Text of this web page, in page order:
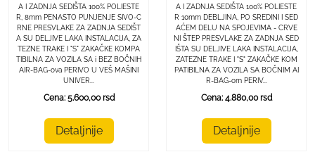
A I ZADNJA SEDIŠTA 100% POLIESTE
R, 8mm PENASTO PUNJENJE SIVO-C
RNE PRESVLAKE ZA ZADNJA SEDIŠT
A SU DELJIVE LAKA INSTALACIJA, ZA
TEZNE TRAKE I "S" ZAKAČKE KOMPA
TIBILNA ZA VOZILA SA i BEZ BOČNIH
AIR-BAG-ova PERIVO U VEŠ MAŠINI
UNIVER...
Cena: 5.600,00 rsd
Detaljnije
A I ZADNJA SEDIŠTA 100% POLIESTE
R 10mm DEBLJINA, PO SREDINI I SED
AĆEM DELU NA SPOJEVIMA - CRVE
NI ŠTEP PRESVLAKE ZA ZADNJA SED
IŠTA SU DELJIVE LAKA INSTALACIJA,
ZATEZNE TRAKE I "S" ZAKAČKE KOM
PATIBILNA ZA VOZILA SA BOČNIM AI
R-BAG-om PERIV...
Cena: 4.880,00 rsd
Detaljnije